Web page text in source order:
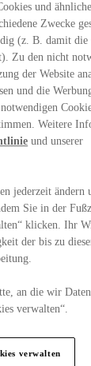
und
Zwecke
(z. B. damit die
Zu den nicht
der Website
und die
Weitere
und unserer
jederzeit ändern
Sie in der
klicken. Ihr
der bis zu
an die wir
verwalten“.
verwalten